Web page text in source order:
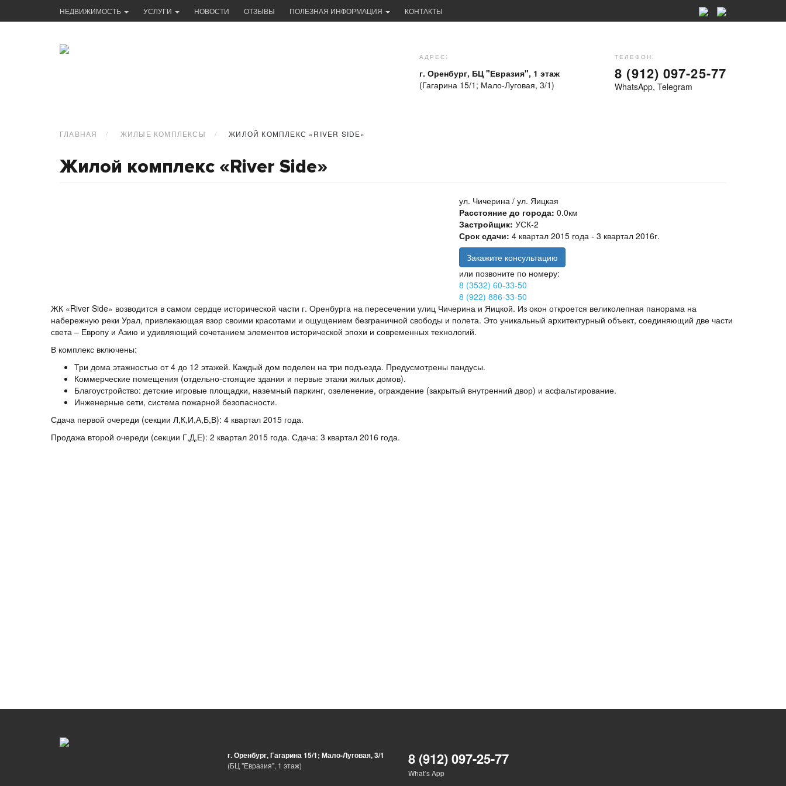
НЕДВИЖИМОСТЬ УСЛУГИ НОВОСТИ ОТЗЫВЫ ПОЛЕЗНАЯ ИНФОРМАЦИЯ КОНТАКТЫ
АДРЕС:
г. Оренбург, БЦ "Евразия", 1 этаж
(Гагарина 15/1; Мало-Луговая, 3/1)
ТЕЛЕФОН:
8 (912) 097-25-77
WhatsApp, Telegram
ГЛАВНАЯ ЖИЛЫЕ КОМПЛЕКСЫ ЖИЛОЙ КОМПЛЕКС «RIVER SIDE»
Жилой комплекс «River Side»
ул. Чичерина / ул. Яицкая
Расстояние до города: 0.0км
Застройщик: УСК-2
Срок сдачи: 4 квартал 2015 года - 3 квартал 2016г.
Закажите консультацию
или позвоните по номеру:
8 (3532) 60-33-50
8 (922) 886-33-50
ЖК «River Side» возводится в самом сердце исторической части г. Оренбурга на пересечении улиц Чичерина и Яицкой. Из окон откроется великолепная панорама на
набережную реки Урал, привлекающая взор своими красотами и ощущением безграничной свободы и полета. Это уникальный архитектурный объект, соединяющий две части
света – Европу и Азию и удивляющий сочетанием элементов исторической эпохи и современных технологий.
В комплекс включены:
Три дома этажностью от 4 до 12 этажей. Каждый дом поделен на три подъезда. Предусмотрены пандусы.
Коммерческие помещения (отдельно-стоящие здания и первые этажи жилых домов).
Благоустройство: детские игровые площадки, наземный паркинг, озеленение, ограждение (закрытый внутренний двор) и асфальтирование.
Инженерные сети, система пожарной безопасности.
Сдача первой очереди (секции Л,К,И,А,Б,В): 4 квартал 2015 года.
Продажа второй очереди (секции Г,Д,Е): 2 квартал 2015 года. Сдача: 3 квартал 2016 года.
г. Оренбург, Гагарина 15/1; Мало-Луговая, 3/1
(БЦ "Евразия", 1 этаж) 8 (912) 097-25-77
What’s App